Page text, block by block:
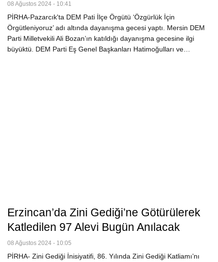
08 Ağustos 2024 - 10:41
PİRHA-Pazarcık'ta DEM Pati İlçe Örgütü ‘Özgürlük İçin
Örgütleniyoruz’ adı altında dayanışma gecesi yaptı. Mersin DEM
Parti Milletvekili Ali Bozan’ın katıldığı dayanışma gecesine ilgi
büyüktü. DEM Parti Eş Genel Başkanları Hatimoğulları ve…
Erzincan’da Zini Gediği’ne Götürülerek
Katledilen 97 Alevi Bugün Anılacak
08 Ağustos 2024 - 10:05
PİRHA- Zini Gediği İnisiyatifi, 86. Yılında Zini Gediği Katliamı’nı